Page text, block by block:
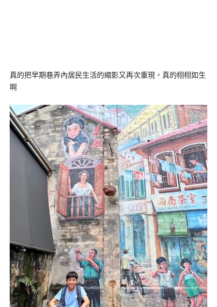
真的把早期巷弄內居民生活的縮影又再次重現，真的栩栩如生
啊